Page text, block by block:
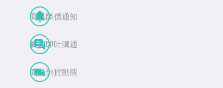
商品降價通知
買賣即時溝通
商品到貨動態